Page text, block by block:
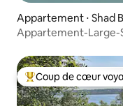
Appartement ⋅ Shad
Appartement-Large-
Coups de cœur
Coup de cœur